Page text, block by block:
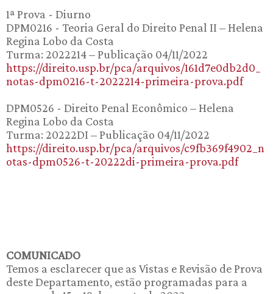
1ª Prova - Diurno
DPM0216 - Teoria Geral do Direito Penal II – Helena
Regina Lobo da Costa
Turma: 2022214 – Publicação 04/11/2022
https://direito.usp.br/pca/arquivos/161d7e0db2d0_
notas-dpm0216-t-2022214-primeira-prova.pdf
DPM0526 - Direito Penal Econômico – Helena
Regina Lobo da Costa
Turma: 20222DI – Publicação 04/11/2022
https://direito.usp.br/pca/arquivos/c9fb369f4902_n
otas-dpm0526-t-20222di-primeira-prova.pdf
COMUNICADO
Temos a esclarecer que as Vistas e Revisão de Prova
deste Departamento, estão programadas para a